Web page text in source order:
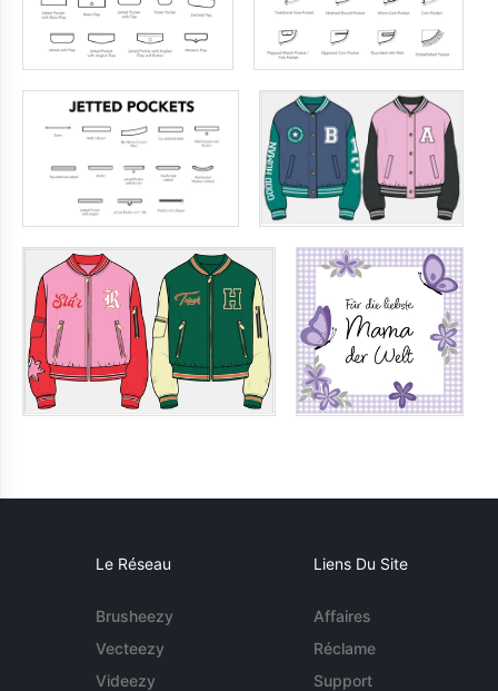
Le Réseau
Brusheezy
Vecteezy
Videezy
Liens Du Site
Affaires
Réclame
Support